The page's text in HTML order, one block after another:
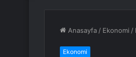
Anasayfa / Ekonomi /
Ekonomi